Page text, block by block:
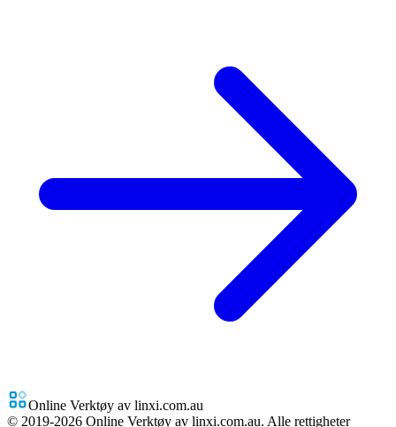
Online Verktøy av linxi.com.au
© 2019-2026 Online Verktøy av linxi.com.au. Alle rettigheter